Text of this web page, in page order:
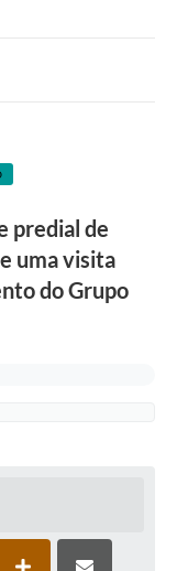
predial de
uma visita
do Grupo